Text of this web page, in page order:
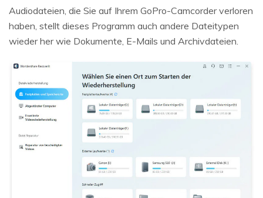
Audiodateien, die Sie auf Ihrem GoPro-Camcorder verloren
haben, stellt dieses Programm auch andere Dateitypen
wieder her wie Dokumente, E-Mails und Archivdateien.